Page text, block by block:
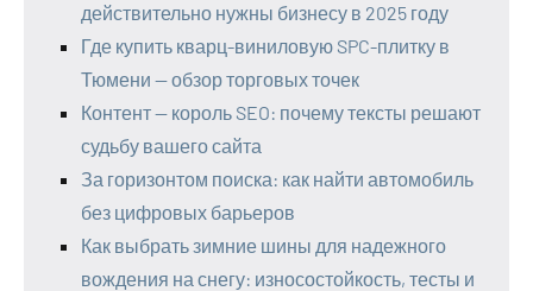
действительно нужны бизнесу в 2025 году
Где купить кварц-виниловую SPC-плитку в
Тюмени — обзор торговых точек
Контент — король SEO: почему тексты решают
судьбу вашего сайта
За горизонтом поиска: как найти автомобиль
без цифровых барьеров
Как выбрать зимние шины для надежного
вождения на снегу: износостойкость, тесты и